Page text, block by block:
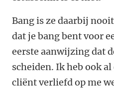
Bang is ze daarbij
dat je bang bent voor
eerste aanwijzing dat
scheiden. Ik heb ook al
cliënt verliefd op me